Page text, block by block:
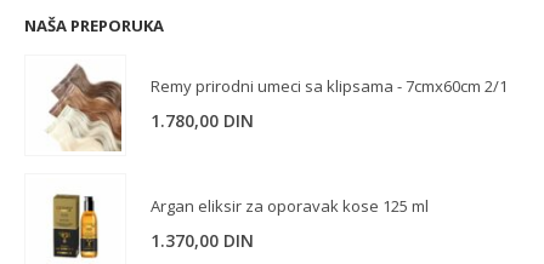
NAŠA PREPORUKA
Remy prirodni umeci sa klipsama - 7cmx60cm 2/1
1.780,00 DIN
Argan eliksir za oporavak kose 125 ml
1.370,00 DIN